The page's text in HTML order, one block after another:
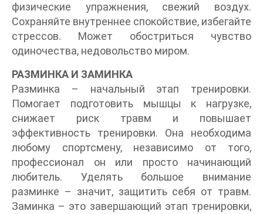
физические упражнения, свежий воздух.
Сохраняйте внутреннее спокойствие, избегайте
стрессов. Может обостриться чувство
одиночества, недовольство миром.
РАЗМИНКА И ЗАМИНКА
Разминка – начальный этап тренировки.
Помогает подготовить мышцы к нагрузке,
снижает риск травм и повышает
эффективность тренировки. Она необходима
любому спортсмену, независимо от того,
профессионал он или просто начинающий
любитель. Уделять большое внимание
разминке – значит, защитить себя от травм.
Заминка – это завершающий этап тренировки,